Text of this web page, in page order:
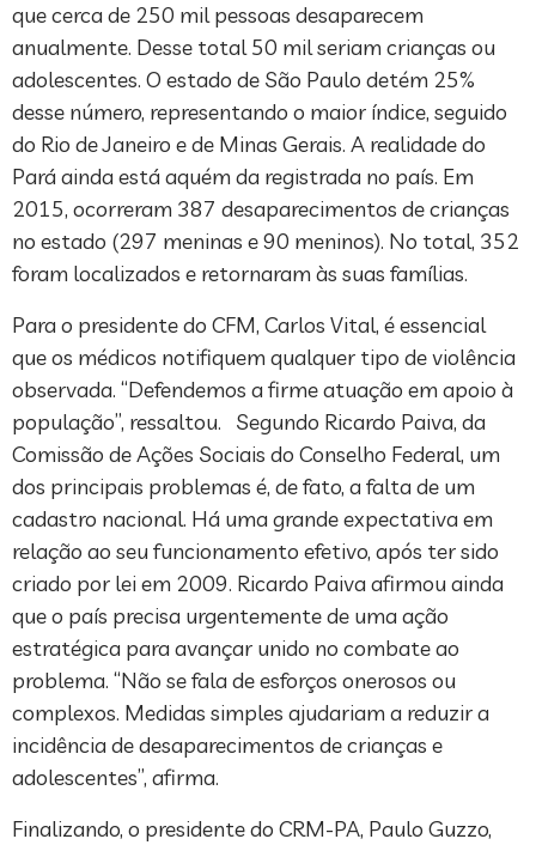
que cerca de 250 mil pessoas desaparecem
anualmente. Desse total 50 mil seriam crianças ou
adolescentes. O estado de São Paulo detém 25%
desse número, representando o maior índice, seguido
do Rio de Janeiro e de Minas Gerais. A realidade do
Pará ainda está aquém da registrada no país. Em
2015, ocorreram 387 desaparecimentos de crianças
no estado (297 meninas e 90 meninos). No total, 352
foram localizados e retornaram às suas famílias.
Para o presidente do CFM, Carlos Vital, é essencial
que os médicos notifiquem qualquer tipo de violência
observada. “Defendemos a firme atuação em apoio à
população”, ressaltou. Segundo Ricardo Paiva, da
Comissão de Ações Sociais do Conselho Federal, um
dos principais problemas é, de fato, a falta de um
cadastro nacional. Há uma grande expectativa em
relação ao seu funcionamento efetivo, após ter sido
criado por lei em 2009. Ricardo Paiva afirmou ainda
que o país precisa urgentemente de uma ação
estratégica para avançar unido no combate ao
problema. “Não se fala de esforços onerosos ou
complexos. Medidas simples ajudariam a reduzir a
incidência de desaparecimentos de crianças e
adolescentes”, afirma.
Finalizando, o presidente do CRM-PA, Paulo Guzzo,